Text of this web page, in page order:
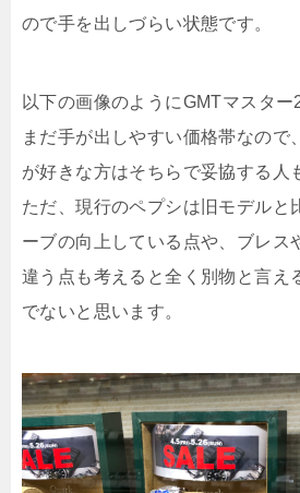
ので手を出しづらい状態です。
以下の画像のようにGMTマスタ
まだ手が出しやすい価格帯なので
が好きな方はそちらで妥協する人
ただ、現行のペプシは旧モデルと
ーブの向上している点や、ブレス
違う点も考えると全く別物と言え
でないと思います。